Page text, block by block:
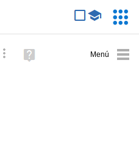
Búsqueda avanzada
Ayuda
(en